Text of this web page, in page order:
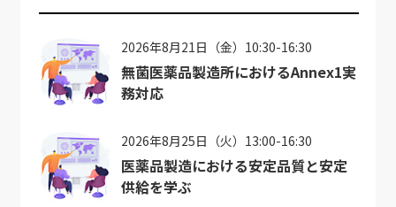
2026年8月21日（金）10:30-16:30
無菌医薬品製造所におけるAnnex1実
務対応
2026年8月25日（火）13:00-16:30
医薬品製造における安定品質と安定
供給を学ぶ